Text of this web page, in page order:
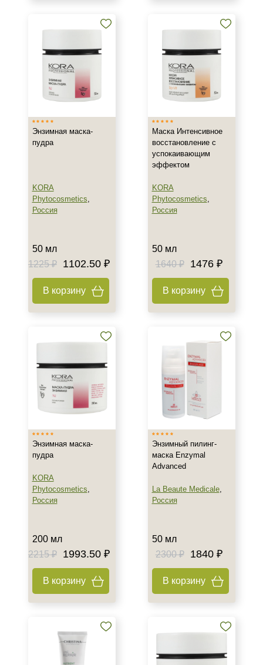
Энзимная маска-
пудра
KORA
Phytocosmetics,
Россия
50 мл
1225 ₽
1102.50 ₽
В корзину
Маска Интенсивное
восстановление с
успокаивающим
эффектом
KORA
Phytocosmetics,
Россия
50 мл
1640 ₽
1476 ₽
В корзину
Энзимная маска-
пудра
KORA
Phytocosmetics,
Россия
200 мл
2215 ₽
1993.50 ₽
В корзину
Энзимный пилинг-
маска Enzymal
Advanced
La Beaute Medicale,
Россия
50 мл
2300 ₽
1840 ₽
В корзину